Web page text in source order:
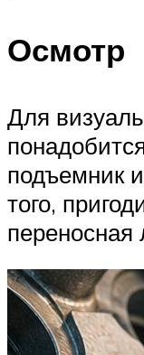
Осмотр
Для
подъемник
того,
переносная